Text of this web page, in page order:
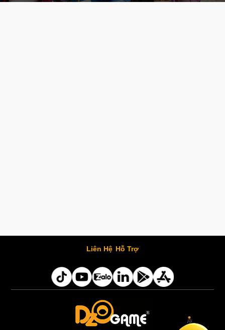
Liên Hệ Hỗ Trợ